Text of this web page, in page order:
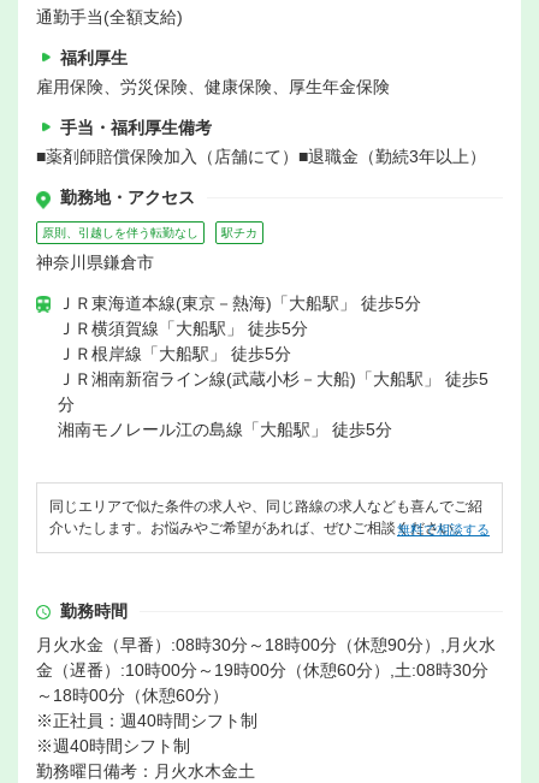
通勤手当(全額支給)
福利厚生
雇用保険、労災保険、健康保険、厚生年金保険
手当・福利厚生備考
■薬剤師賠償保険加入（店舗にて）■退職金（勤続3年以上）
勤務地・アクセス
原則、引越しを伴う転勤なし 駅チカ
神奈川県鎌倉市
ＪＲ東海道本線(東京－熱海)「大船駅」 徒歩5分
ＪＲ横須賀線「大船駅」 徒歩5分
ＪＲ根岸線「大船駅」 徒歩5分
ＪＲ湘南新宿ライン線(武蔵小杉－大船)「大船駅」 徒歩5
分
湘南モノレール江の島線「大船駅」 徒歩5分
同じエリアで似た条件の求人や、同じ路線の求人なども喜んでご紹
介いたします。お悩みやご希望があれば、ぜひご相談ください。
無料で相談する
勤務時間
月火水金（早番）:08時30分～18時00分（休憩90分）,月火水
金（遅番）:10時00分～19時00分（休憩60分）,土:08時30分
～18時00分（休憩60分）
※正社員：週40時間シフト制
※週40時間シフト制
勤務曜日備考：月火水木金土